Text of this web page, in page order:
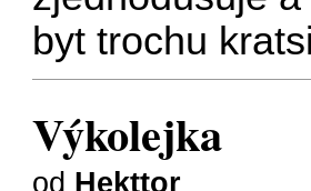
byt trochu
Výkolejka
od Hekttor